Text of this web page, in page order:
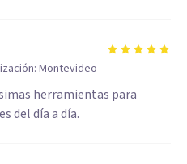
Montevideo
herramientas para
del día a día.